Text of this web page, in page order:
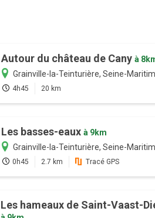
Autour du château de Cany à
Grainville-la-Teinturière, Seine-
4h45 20 km
Les basses-eaux à 9km
Grainville-la-Teinturière, Seine-
0h45 2.7 km Tracé GPS
Les hameaux de Saint-Vaast-